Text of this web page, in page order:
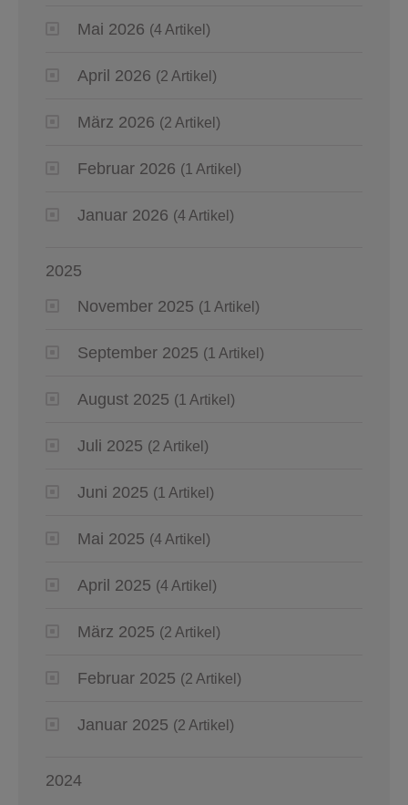
Mai 2026 (4 Artikel)
April 2026 (2 Artikel)
März 2026 (2 Artikel)
Februar 2026 (1 Artikel)
Januar 2026 (4 Artikel)
2025
November 2025 (1 Artikel)
September 2025 (1 Artikel)
August 2025 (1 Artikel)
Juli 2025 (2 Artikel)
Juni 2025 (1 Artikel)
Mai 2025 (4 Artikel)
April 2025 (4 Artikel)
März 2025 (2 Artikel)
Februar 2025 (2 Artikel)
Januar 2025 (2 Artikel)
2024